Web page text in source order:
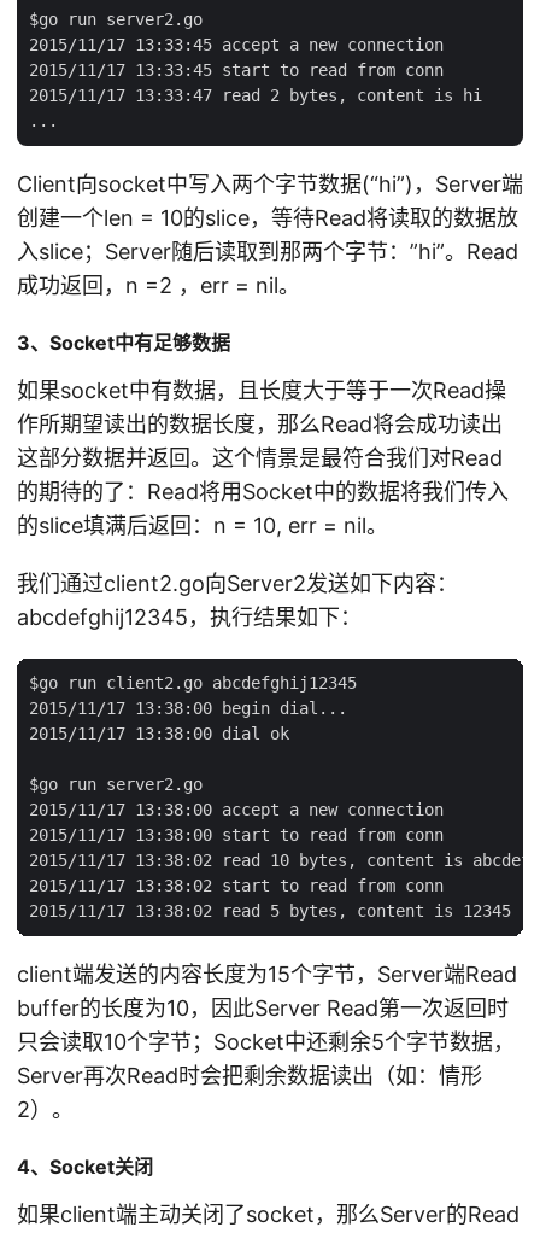
$go run server2.go
2015/11/17 13:33:45 accept a new connection
2015/11/17 13:33:45 start to read from conn
2015/11/17 13:33:47 read 2 bytes, content is hi
Client向socket中写入两个字节数据(“hi”)，Server端
创建一个len = 10的slice，等待Read将读取的数据放
入slice；Server随后读取到那两个字节：”hi”。Read
成功返回，n =2 ，err = nil。
3、Socket中有足够数据
如果socket中有数据，且长度大于等于一次Read操
作所期望读出的数据长度，那么Read将会成功读出
这部分数据并返回。这个情景是最符合我们对Read
的期待的了：Read将用Socket中的数据将我们传入
的slice填满后返回：n = 10, err = nil。
我们通过client2.go向Server2发送如下内容：
abcdefghij12345，执行结果如下：
$go run client2.go abcdefghij12345
2015/11/17 13:38:00 begin dial...
2015/11/17 13:38:00 dial ok
$go run server2.go
2015/11/17 13:38:00 accept a new connection
2015/11/17 13:38:00 start to read from conn
2015/11/17 13:38:02 read 10 bytes, content is
2015/11/17 13:38:02 start to read from conn
client端发送的内容长度为15个字节，Server端Read
buffer的长度为10，因此Server Read第一次返回时
只会读取10个字节；Socket中还剩余5个字节数据，
Server再次Read时会把剩余数据读出（如：情形
2）。
4、Socket关闭
如果client端主动关闭了socket，那么Server的Read